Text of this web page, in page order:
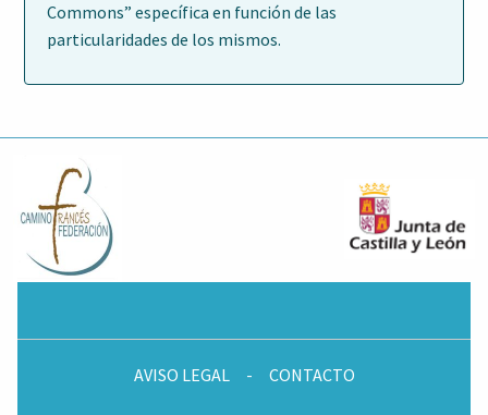
Commons” específica en función de las
particularidades de los mismos.
AVISO LEGAL - CONTACTO